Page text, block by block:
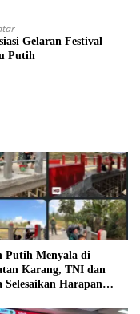
Gelaran Festival
Putih
Putih Menyala di
Karang, TNI dan
Selesaikan Harapan